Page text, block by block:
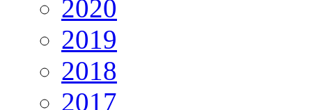
2020
2019
2018
2017